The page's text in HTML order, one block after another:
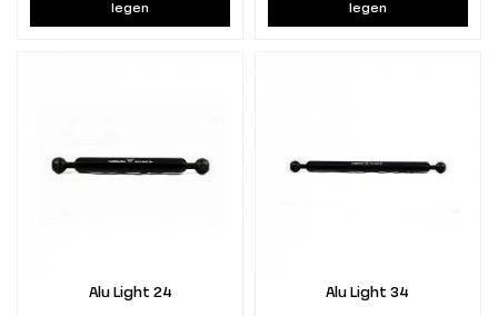
legen
legen
Alu Light 24 Alu Light 34